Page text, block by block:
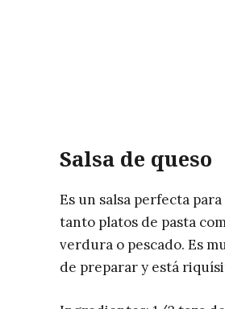
Salsa de queso
Es un salsa perfecta
tanto platos de pasta
verdura o pescado. Es
de preparar y está